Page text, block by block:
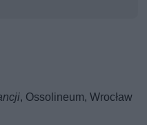
, Ossolineum, Wrocław